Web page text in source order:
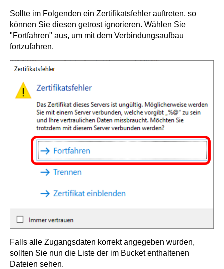
Sollte im Folgenden ein Zertifikatsfehler auftreten, so
können Sie diesen getrost ignorieren. Wählen Sie
"Fortfahren" aus, um mit dem Verbindungsaufbau
fortzufahren.
Falls alle Zugangsdaten korrekt angegeben wurden,
sollten Sie nun die Liste der im Bucket enthaltenen
Dateien sehen.